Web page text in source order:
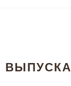
ВЫПУСКА